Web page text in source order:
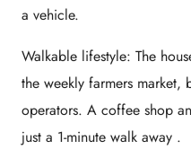
a vehicle.
Walkable lifestyle: The
the weekly farmers market,
operators. A coffee shop
just a 1-minute walk away .